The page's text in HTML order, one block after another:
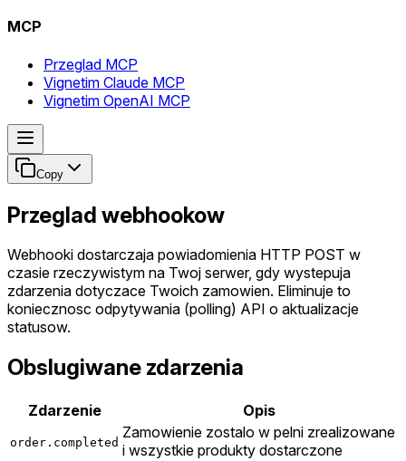
MCP
Przeglad MCP
Vignetim Claude MCP
Vignetim OpenAI MCP
Copy
Przeglad webhookow
Webhooki dostarczaja powiadomienia HTTP POST w
czasie rzeczywistym na Twoj serwer, gdy wystepuja
zdarzenia dotyczace Twoich zamowien. Eliminuje to
koniecznosc odpytywania (polling) API o aktualizacje
statusow.
Obslugiwane zdarzenia
Zdarzenie Opis
order.completed
Zamowienie zostalo w pelni zrealizowane
i wszystkie produkty dostarczone